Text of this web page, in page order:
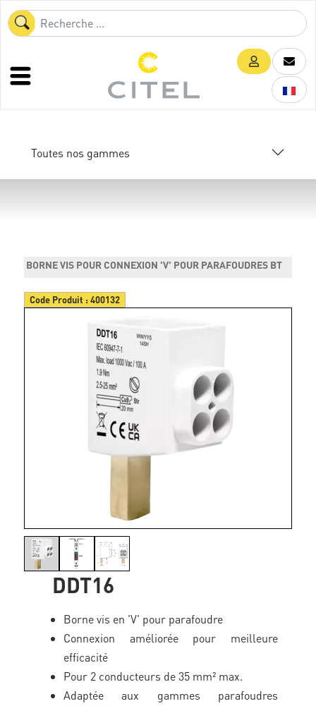
Toutes nos gammes
BORNE VIS POUR CONNEXION 'V' POUR PARAFOUDRES BT
Code Produit :400132
DDT16
Borne vis en 'V' pour parafoudre
Connexion améliorée pour meilleure
efficacité
Pour 2 conducteurs de 35 mm² max.
Adaptée aux gammes parafoudres